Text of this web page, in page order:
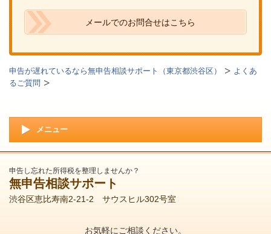
メールでのお問合せはこちら
申告が遅れているなら無申告相談サポート（東京都渋谷区）
よくあ
るご質問
メニュー
申告し忘れた所得税を整理しませんか？
無申告相談サポート
渋谷区恵比寿南2-21-2 サウスヒル302号室
お気軽にご相談ください。